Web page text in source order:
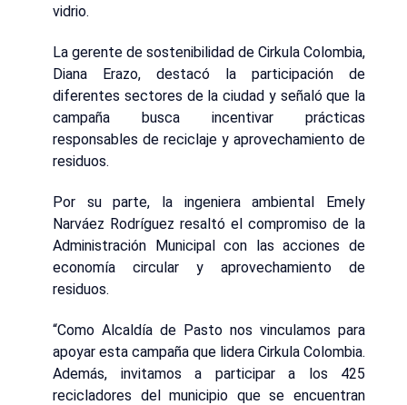
vidrio.
La gerente de sostenibilidad de Cirkula Colombia,
Diana Erazo, destacó la participación de
diferentes sectores de la ciudad y señaló que la
campaña busca incentivar prácticas
responsables de reciclaje y aprovechamiento de
residuos.
Por su parte, la ingeniera ambiental Emely
Narváez Rodríguez resaltó el compromiso de la
Administración Municipal con las acciones de
economía circular y aprovechamiento de
residuos.
“Como Alcaldía de Pasto nos vinculamos para
apoyar esta campaña que lidera Cirkula Colombia.
Además, invitamos a participar a los 425
recicladores del municipio que se encuentran